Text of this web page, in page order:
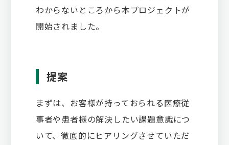
わからないところから本プロジェクトが
開始されました。
提案
まずは、お客様が持っておられる医療従
事者や患者様の解決したい課題意識につ
いて、徹底的にヒアリングさせていただ